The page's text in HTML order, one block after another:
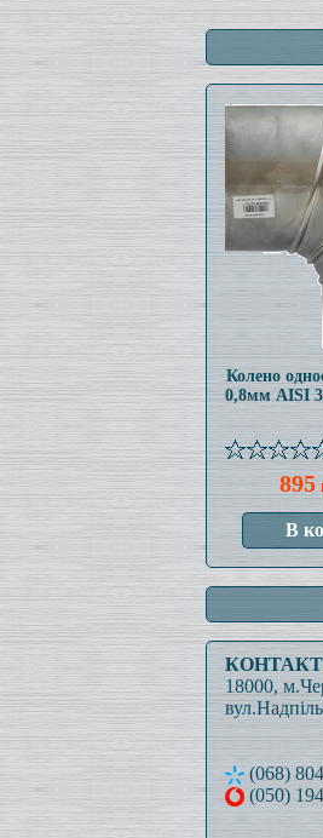
Колено
0,8мм AISI
895
18000,
(068)
(050)